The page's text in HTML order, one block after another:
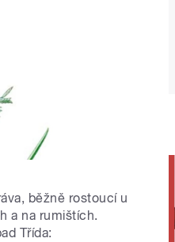
běžně rostoucí u
a na rumištích.
Třída: